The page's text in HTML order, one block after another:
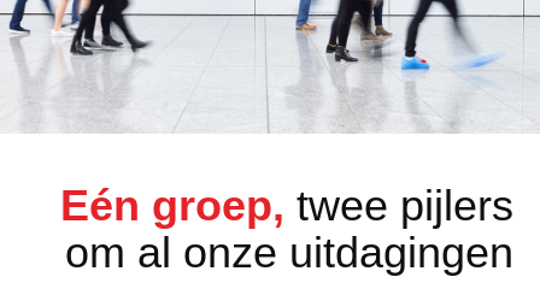
Eén groep, twee pijlers
om al onze uitdagingen